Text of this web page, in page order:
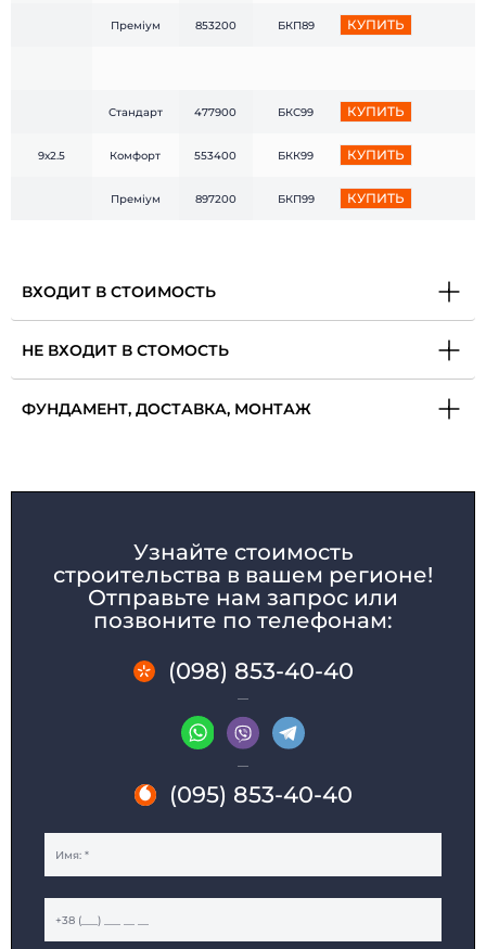
ДОМА МОДУЛЬНЫЕ
МОДУЛЬНЫЕ ПРАЧЕЧНЫЕ
КИОСКИ и ЛАРЬКИ
ОБЩЕЖИТИЯ
Преміум 853200 БКП89 КУПИТЬ
Стандарт 477900 БКС99 КУПИТЬ
9х2.5 Комфорт 553400 БКК99 КУПИТЬ
Преміум 897200 БКП99 КУПИТЬ
ВХОДИТ В СТОИМОСТЬ
НЕ ВХОДИТ В СТОМОСТЬ
ФУНДАМЕНТ, ДОСТАВКА, МОНТАЖ
Узнайте стоимость
строительства в вашем регионе!
Отправьте нам запрос или
позвоните по телефонам:
(098) 853-40-40
(095) 853-40-40